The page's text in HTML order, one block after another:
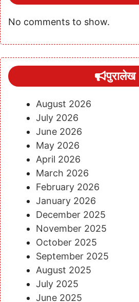
No comments to show.
पुरालेख
August 2026
July 2026
June 2026
May 2026
April 2026
March 2026
February 2026
January 2026
December 2025
November 2025
October 2025
September 2025
August 2025
July 2025
June 2025